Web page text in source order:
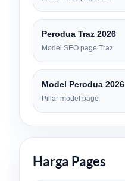
Perodua Traz 2026
Model SEO page Traz
Model Perodua 2026
Pillar model page
Harga Pages